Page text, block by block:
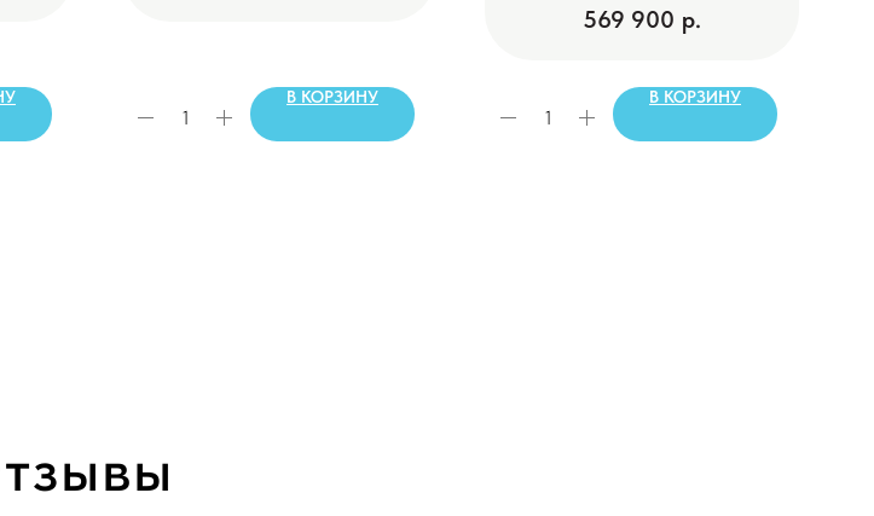
В КОРЗИНУ
569 900 р.
В КОРЗИНУ